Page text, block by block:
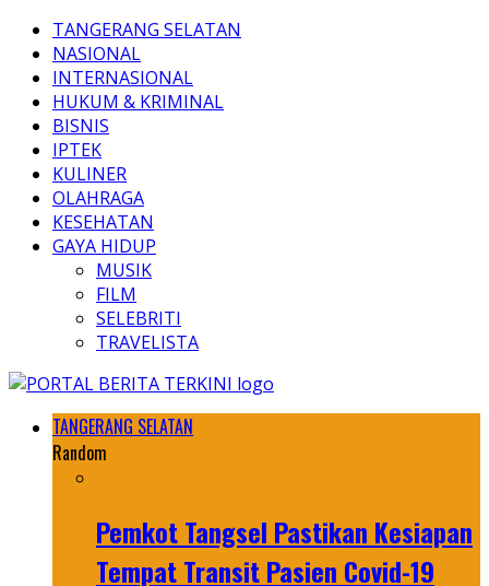
TANGERANG SELATAN
NASIONAL
INTERNASIONAL
HUKUM & KRIMINAL
BISNIS
IPTEK
KULINER
OLAHRAGA
KESEHATAN
GAYA HIDUP
MUSIK
FILM
SELEBRITI
TRAVELISTA
TANGERANG SELATAN
Random
Pemkot Tangsel Pastikan Kesiapan
Tempat Transit Pasien Covid-19